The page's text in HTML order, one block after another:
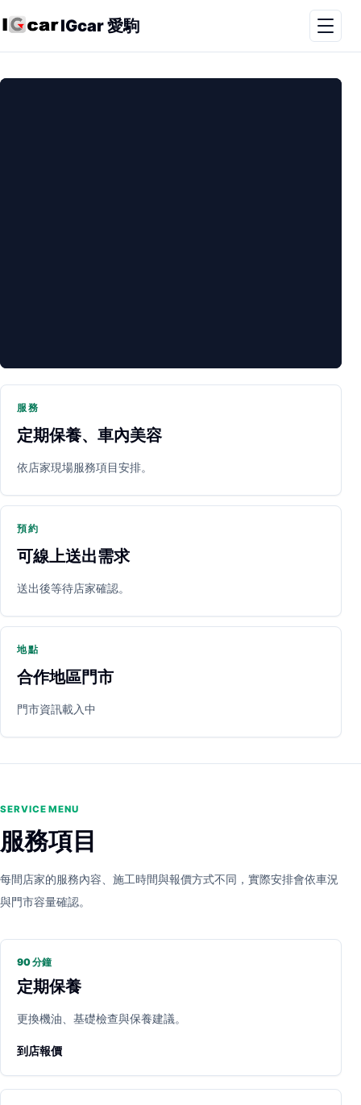
IGcar 愛駒
PARTNER SHOP
立即預約 開啟地圖 其他店家
服務
定期保養、車內美容
依店家現場服務項目安排。
預約
可線上送出需求
送出後等待店家確認。
地點
合作地區門市
門市資訊載入中
SERVICE MENU
服務項目
每間店家的服務內容、施工時間與報價方式不同，實際安排會依車況
與門市容量確認。
90 分鐘
定期保養
更換機油、基礎檢查與保養建議。
到店報價